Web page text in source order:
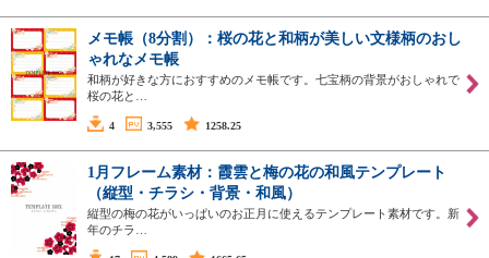
メモ帳（8分割）：桜の花と和柄が美しい文様柄のおし
ゃれなメモ帳
和柄が好きな方におすすめのメモ帳です。七宝柄の背景がおしゃれで
桜の花と…
4 3,555 1258.25
1月フレーム素材：霞雲と梅の花の和風テンプレート
（縦型・チラシ・背景・和風）
縦型の梅の花がいっぱいのお正月に使えるテンプレート素材です。新
年のチラ…